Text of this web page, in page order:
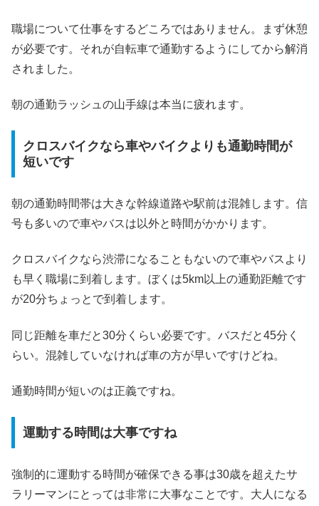
職場について仕事をするどころではありません。まず休憩
が必要です。それが自転車で通勤するようにしてから解消
されました。
朝の通勤ラッシュの山手線は本当に疲れます。
クロスバイクなら車やバイクよりも通勤時間が
短いです
朝の通勤時間帯は大きな幹線道路や駅前は混雑します。信
号も多いので車やバスは以外と時間がかかります。
クロスバイクなら渋滞になることもないので車やバスより
も早く職場に到着します。ぼくは5km以上の通勤距離です
が20分ちょっとで到着します。
同じ距離を車だと30分くらい必要です。バスだと45分く
らい。混雑していなければ車の方が早いですけどね。
通勤時間が短いのは正義ですね。
運動する時間は大事ですね
強制的に運動する時間が確保できる事は30歳を超えたサ
ラリーマンにとっては非常に大事なことです。大人になる